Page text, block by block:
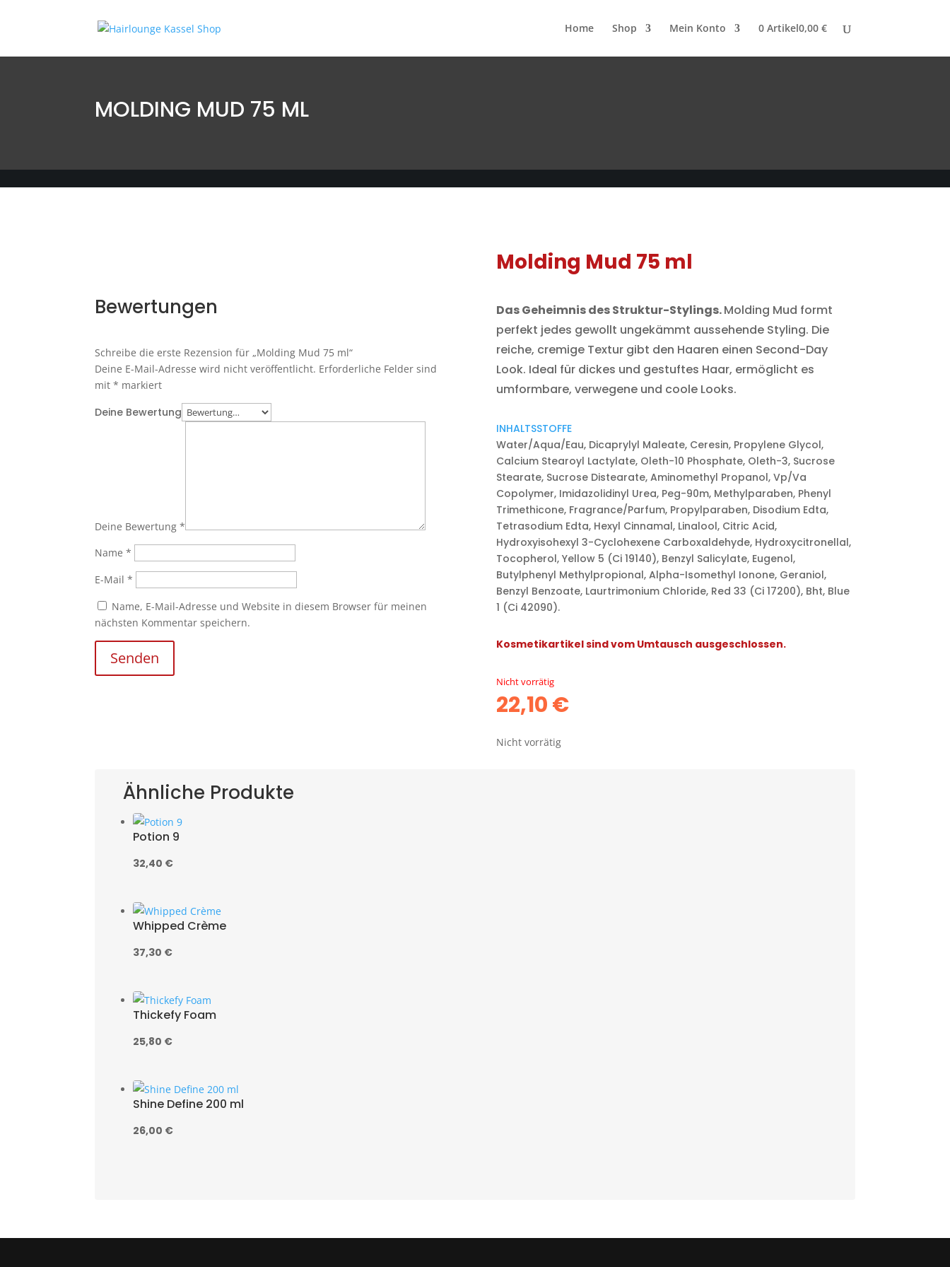
Home Shop Mein Konto 0 Artikel0,00 €
MOLDING MUD 75 ML
Bewertungen
Schreibe die erste Rezension für „Molding Mud 75 ml“
Deine E-Mail-Adresse wird nicht veröffentlicht. Erforderliche Felder sind
mit* markiert
Deine Bewertung
Deine Bewertung*
Name*
E-Mail*
Name, E-Mail-Adresse und Website in diesem Browser für meinen
nächsten Kommentar speichern.
Senden
Molding Mud 75 ml
Das Geheimnis des Struktur-Stylings.Molding Mud formt
perfekt jedes gewollt ungekämmt aussehende Styling. Die
reiche, cremige Textur gibt den Haaren einen Second-Day
Look. Ideal für dickes und gestuftes Haar, ermöglicht es
umformbare, verwegene und coole Looks.
INHALTSSTOFFE
Water/Aqua/Eau, Dicaprylyl Maleate, Ceresin, Propylene Glycol,
Calcium Stearoyl Lactylate, Oleth-10 Phosphate, Oleth-3, Sucrose
Stearate, Sucrose Distearate, Aminomethyl Propanol, Vp/Va
Copolymer, Imidazolidinyl Urea, Peg-90m, Methylparaben, Phenyl
Trimethicone, Fragrance/Parfum, Propylparaben, Disodium Edta,
Tetrasodium Edta, Hexyl Cinnamal, Linalool, Citric Acid,
Hydroxyisohexyl 3-Cyclohexene Carboxaldehyde, Hydroxycitronellal,
Tocopherol, Yellow 5 (Ci 19140), Benzyl Salicylate, Eugenol,
Butylphenyl Methylpropional, Alpha-Isomethyl Ionone, Geraniol,
Benzyl Benzoate, Laurtrimonium Chloride, Red 33 (Ci 17200), Bht, Blue
1 (Ci 42090).
Kosmetikartikel sind vom Umtausch ausgeschlossen.
Nicht vorrätig
22,10€
Nicht vorrätig
Ähnliche Produkte
Potion 9
32,40 €
Whipped Crème
37,30 €
Thickefy Foam
25,80 €
Shine Define 200 ml
26,00 €